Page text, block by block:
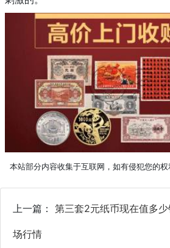
本站部分内容收集于互联网，如有侵犯您的权
上一篇： 第三套2元纸币现在值多
场行情